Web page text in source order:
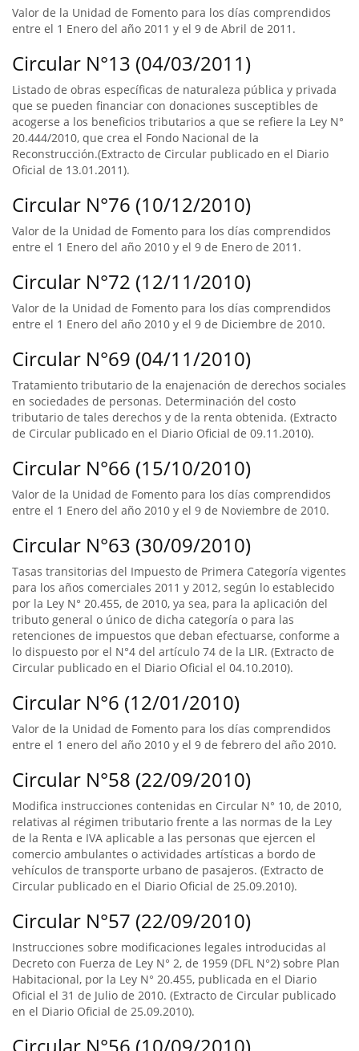
Valor de la Unidad de Fomento para los días comprendidos
entre el 1 Enero del año 2011 y el 9 de Abril de 2011.
Circular N°13 (04/03/2011)
Listado de obras específicas de naturaleza pública y privada
que se pueden financiar con donaciones susceptibles de
acogerse a los beneficios tributarios a que se refiere la Ley N°
20.444/2010, que crea el Fondo Nacional de la
Reconstrucción.(Extracto de Circular publicado en el Diario
Oficial de 13.01.2011).
Circular N°76 (10/12/2010)
Valor de la Unidad de Fomento para los días comprendidos
entre el 1 Enero del año 2010 y el 9 de Enero de 2011.
Circular N°72 (12/11/2010)
Valor de la Unidad de Fomento para los días comprendidos
entre el 1 Enero del año 2010 y el 9 de Diciembre de 2010.
Circular N°69 (04/11/2010)
Tratamiento tributario de la enajenación de derechos sociales
en sociedades de personas. Determinación del costo
tributario de tales derechos y de la renta obtenida. (Extracto
de Circular publicado en el Diario Oficial de 09.11.2010).
Circular N°66 (15/10/2010)
Valor de la Unidad de Fomento para los días comprendidos
entre el 1 Enero del año 2010 y el 9 de Noviembre de 2010.
Circular N°63 (30/09/2010)
Tasas transitorias del Impuesto de Primera Categoría vigentes
para los años comerciales 2011 y 2012, según lo establecido
por la Ley N° 20.455, de 2010, ya sea, para la aplicación del
tributo general o único de dicha categoría o para las
retenciones de impuestos que deban efectuarse, conforme a
lo dispuesto por el N°4 del artículo 74 de la LIR. (Extracto de
Circular publicado en el Diario Oficial el 04.10.2010).
Circular N°6 (12/01/2010)
Valor de la Unidad de Fomento para los días comprendidos
entre el 1 enero del año 2010 y el 9 de febrero del año 2010.
Circular N°58 (22/09/2010)
Modifica instrucciones contenidas en Circular N° 10, de 2010,
relativas al régimen tributario frente a las normas de la Ley
de la Renta e IVA aplicable a las personas que ejercen el
comercio ambulantes o actividades artísticas a bordo de
vehículos de transporte urbano de pasajeros. (Extracto de
Circular publicado en el Diario Oficial de 25.09.2010).
Circular N°57 (22/09/2010)
Instrucciones sobre modificaciones legales introducidas al
Decreto con Fuerza de Ley N° 2, de 1959 (DFL N°2) sobre Plan
Habitacional, por la Ley N° 20.455, publicada en el Diario
Oficial el 31 de Julio de 2010. (Extracto de Circular publicado
en el Diario Oficial de 25.09.2010).